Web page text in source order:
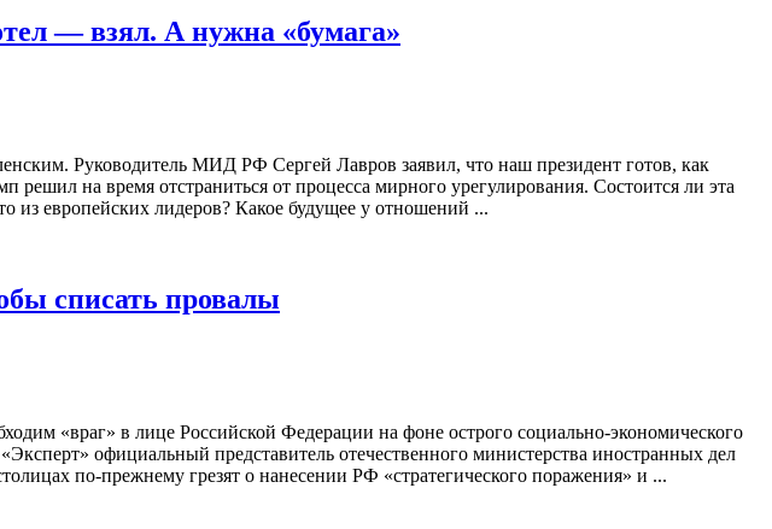
— взял. А нужна «бумага»
Руководитель МИД РФ Сергей Лавров заявил, что наш президент готов, как
на время отстраниться от процесса мирного урегулирования. Состоится ли эта
из европейских лидеров? Какое будущее у отношений ...
списать провалы
«враг» в лице Российской Федерации на фоне острого социально-экономического
официальный представитель отечественного министерства иностранных дел
по-прежнему грезят о нанесении РФ «стратегического поражения» и ...